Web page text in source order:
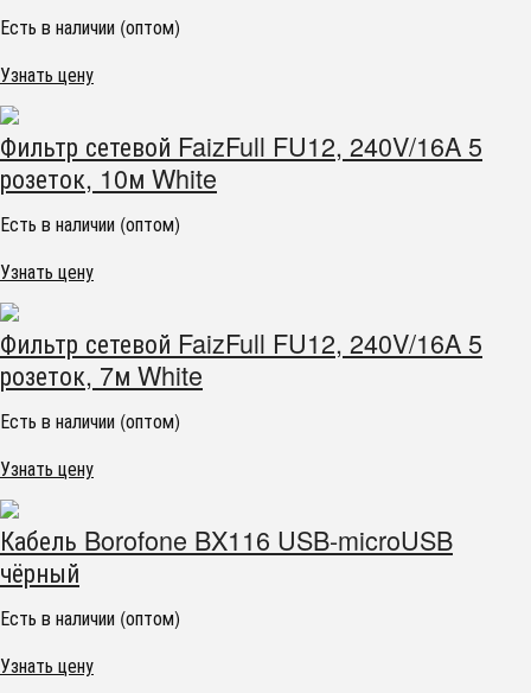
Есть в наличии (оптом)
Узнать цену
Фильтр сетевой FaizFull FU12, 240V/16A 5
розеток, 10м White
Есть в наличии (оптом)
Узнать цену
Фильтр сетевой FaizFull FU12, 240V/16A 5
розеток, 7м White
Есть в наличии (оптом)
Узнать цену
Кабель Borofone BX116 USB-microUSB
чёрный
Есть в наличии (оптом)
Узнать цену